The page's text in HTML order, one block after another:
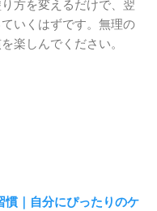
方を変えるだけで、翌
いくはずです。無理の
楽しんでください。
慣｜自分にぴったりのケ